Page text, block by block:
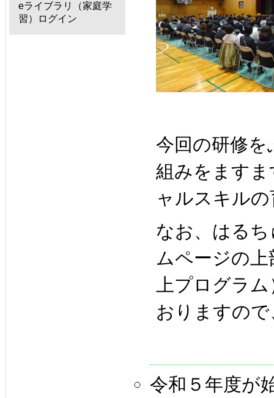
eライブラリ（家庭学
習）ログイン
今回の研修
組みをます
ャルスキル
なお、はる
ムページの
上プログラ
おりますの
令和５年度が